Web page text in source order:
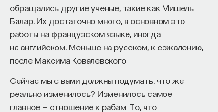
обращались другие ученые, такие как Мишель
Балар. Их достаточно много, в основном это
работы на французском языке, иногда
на английском. Меньше на русском, к сожалению,
после Максима Ковалевского.
Сейчас мы с вами должны подумать: что же
реально изменилось? Изменилось самое
главное — отношение к рабам. То, что